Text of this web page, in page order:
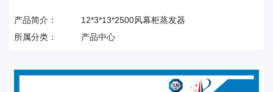
产品简介：
12*3*13*2500风幕柜蒸发器
所属分类：
产品中心